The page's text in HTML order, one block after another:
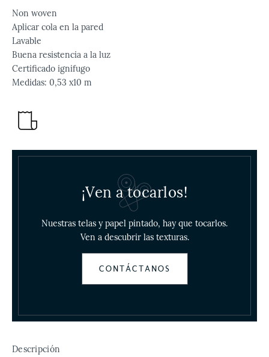
Non woven
Aplicar cola en la pared
Lavable
Buena resistencia a la luz
Certificado ignifugo
Medidas: 0,53 x10 m
¡Ven a tocarlos!
Nuestras telas y papel pintado, hay que tocarlos.
Ven a descubrir las texturas.
CONTÁCTANOS
Descripción